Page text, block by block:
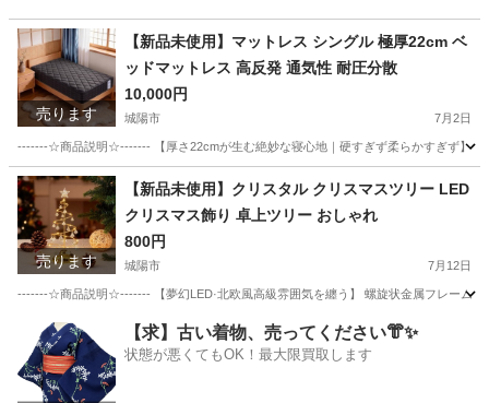
売ります
【新品未使用】マットレス シングル 極厚22cm ベ
ッドマットレス 高反発 通気性 耐圧分散
10,000円
城陽市 7月2日
-------☆商品説明☆------- 【厚さ22cmが生む絶妙な寝心地｜硬すぎず柔らかすぎず】
京都 城陽市 寝具
売ります
【新品未使用】クリスタル クリスマスツリー LED
クリスマス飾り 卓上ツリー おしゃれ
800円
城陽市 7月12日
-------☆商品説明☆------- 【夢幻LED·北欧風高級雰囲気を纏う】 螺旋状金属フレーム
京都 城陽市 インテリア雑貨/小物
【求】古い着物、売ってください👘✨
状態が悪くてもOK！最大限買取します